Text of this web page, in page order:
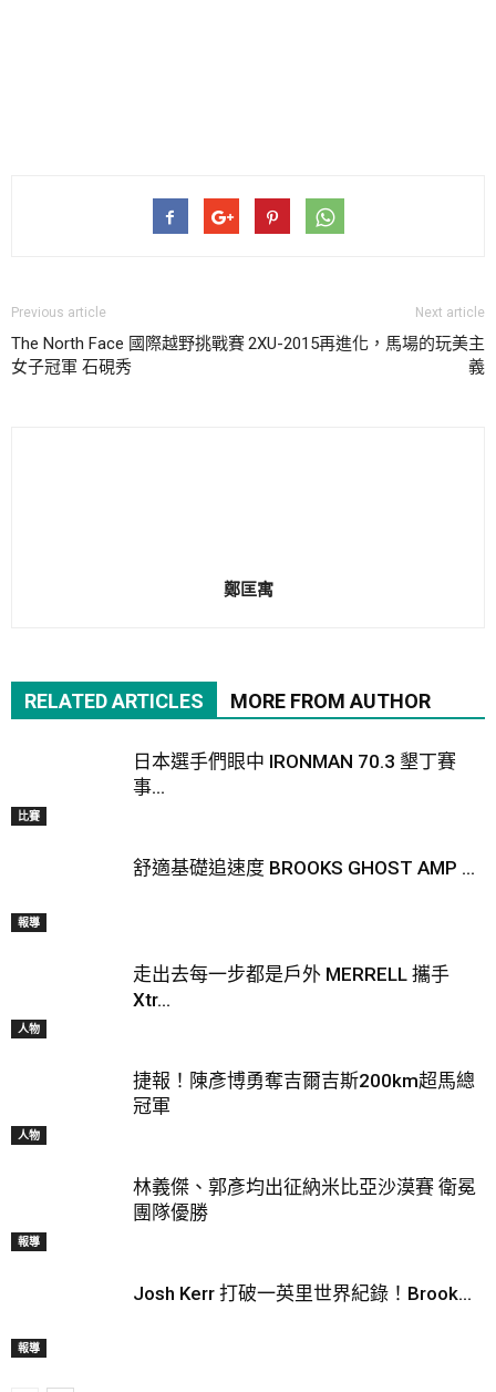
Previous article
The North Face 國際越野挑戰賽
女子冠軍 石硯秀
Next article
2XU-2015再進化，馬場的玩美主
義
鄭匡寓
RELATED ARTICLES MORE FROM AUTHOR
比賽
日本選手們眼中 IRONMAN 70.3 墾丁賽
事...
報導
舒適基礎追速度 BROOKS GHOST AMP ...
人物
走出去每一步都是戶外 MERRELL 攜手
Xtr...
人物
捷報！陳彥博勇奪吉爾吉斯200km超馬總
冠軍
報導
林義傑、郭彥均出征納米比亞沙漠賽 衛冕
團隊優勝
報導
Josh Kerr 打破一英里世界紀錄！Brook...